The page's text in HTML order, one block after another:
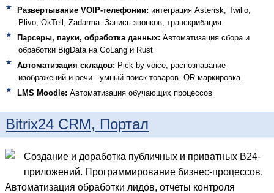
Развертывание VOIP-телефонии:
Plivo, OkTell, Zadarma. Запись звонков, транскрибация.
Парсеры, пауки, обработка данных:
обработки BigData на GoLang и Rust
Автоматизация складов:
изображений и речи - умный поиск товаров. QR-маркировка.
LMS Moodle: Автоматизация обучающих процессов
Bitrix24 CRM, Портал
Создание и доработка публичных и приватных B24-
приложений. Программирование бизнес-процессов.
Автоматизация обработки лидов, отчеты контроля